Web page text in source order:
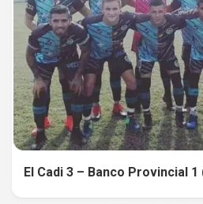
El Cadi 3 – Banco Provincial